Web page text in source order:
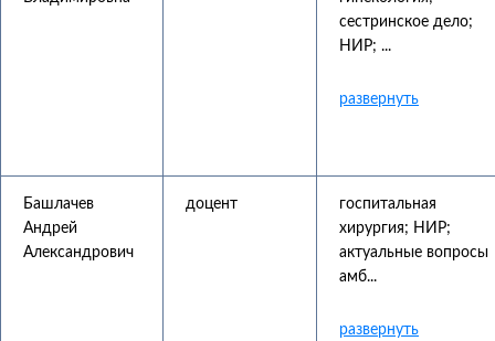
сестринское дело;
НИР; ...
Башлачев
Андрей
Александрович
доцент
госпитальная
хирургия; НИР;
актуальные вопросы
амб...